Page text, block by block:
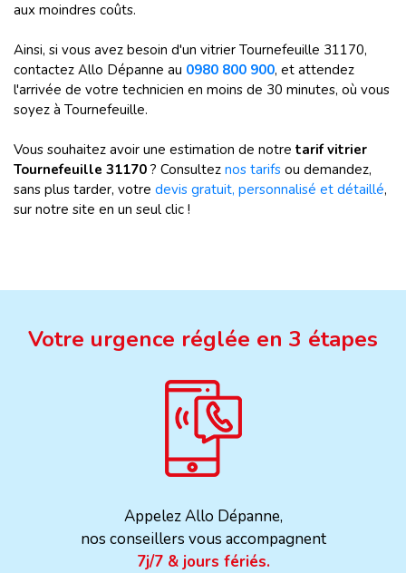
aux moindres coûts.
Ainsi, si vous avez besoin d'un vitrier Tournefeuille 31170,
contactez Allo Dépanne au 0980 800 900, et attendez
l'arrivée de votre technicien en moins de 30 minutes, où vous
soyez à Tournefeuille.
Vous souhaitez avoir une estimation de notre tarif vitrier
Tournefeuille 31170 ? Consultez nos tarifs ou demandez,
sans plus tarder, votre devis gratuit, personnalisé et détaillé,
sur notre site en un seul clic !
Votre urgence réglée en 3 étapes
Appelez Allo Dépanne,
nos conseillers vous accompagnent
7j/7 & jours fériés.